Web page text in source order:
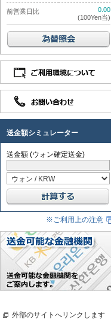
前営業日比
0.00
(100Yen当)
送金額シミュレーター
送金額 (ウォン確定送金)
※ご利用上の注意
外部のサイトへリンクします